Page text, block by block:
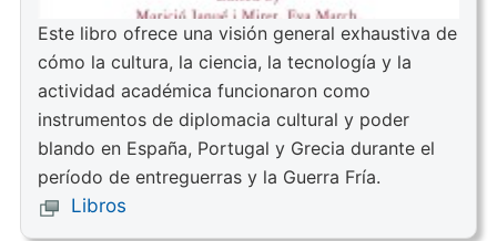
Este libro ofrece una visión general exhaustiva de
cómo la cultura, la ciencia, la tecnología y la
actividad académica funcionaron como
instrumentos de diplomacia cultural y poder
blando en España, Portugal y Grecia durante el
período de entreguerras y la Guerra Fría.
Libros